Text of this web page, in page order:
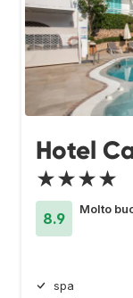
Hotel
★★★★
8.9
Molto
spa